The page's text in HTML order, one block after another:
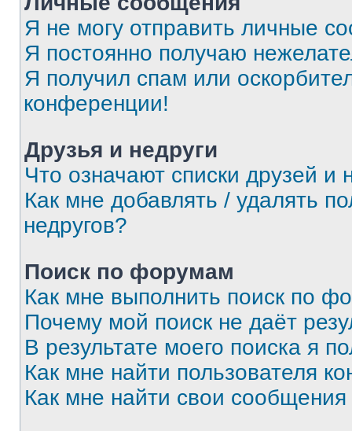
Я не могу отправить личные
Я постоянно получаю
Я получил спам или
конференции!
Друзья и недруги
Что означают списки друзей и
Как мне добавлять / удалять
недругов?
Поиск по форумам
Как мне выполнить поиск по
Почему мой поиск не даёт
В результате моего поиска я
Как мне найти пользователя
Как мне найти свои